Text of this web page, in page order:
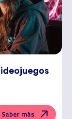
Saber más